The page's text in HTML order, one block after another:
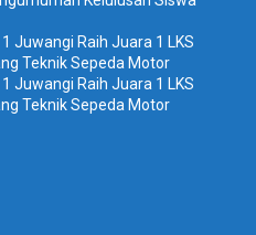
Juwangi Raih Juara 1 LKS
Teknik Sepeda Motor
Juwangi Raih Juara 1 LKS
Teknik Sepeda Motor